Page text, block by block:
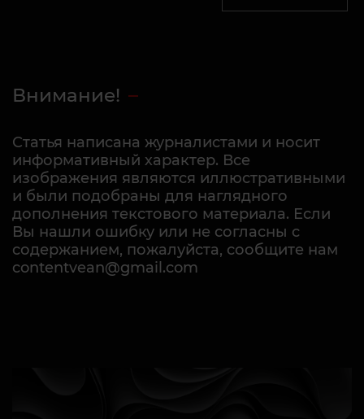
Внимание!
Статья написана журналистами и носит
информативный характер. Все
изображения являются иллюстративными
и были подобраны для наглядного
дополнения текстового материала. Если
Вы нашли ошибку или не согласны с
содержанием, пожалуйста, сообщите нам
contentvean@gmail.com